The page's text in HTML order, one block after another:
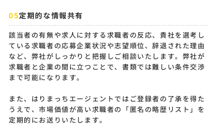
定期的な情報共有
該当者の有無や求人に対する求職者の反応、貴社を選考し
ている求職者の応募企業状況や志望順位、辞退された理由
など、弊社がしっかりと把握しご相談いたします。弊社が
求職者と企業の間に立つことで、書類では難しい条件交渉
まで可能になります。
また、はりまっちエージェントではご登録者の了承を得た
うえで、市場価値が高い求職者の「匿名の略歴リスト」を
定期的にお送りいたします。